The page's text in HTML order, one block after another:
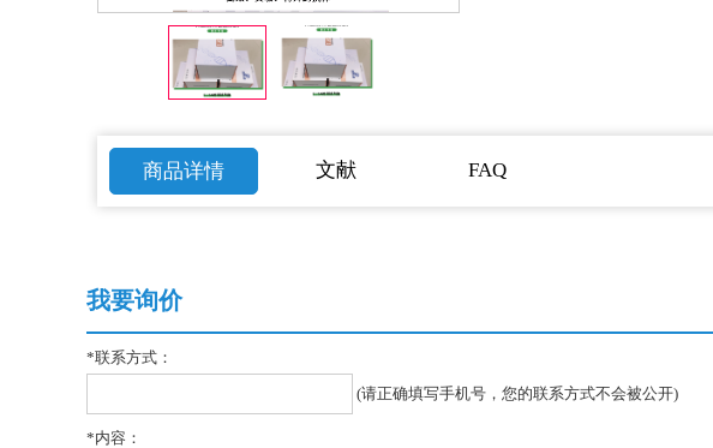
商品详情 文献 FAQ
我要询价
*联系方式：
(请正确填写手机号，您的联系方式不会被公开)
*内容：